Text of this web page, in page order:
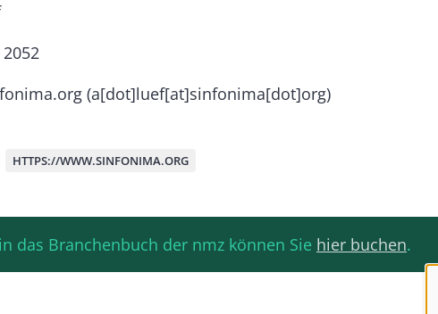
(a[dot]luef[at]sinfonima[dot]org)
HTTPS://WWW.SINFONIMA.ORG
das Branchenbuch der nmz können Sie hier buchen.